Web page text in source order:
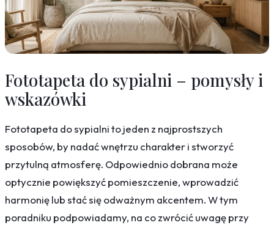
Fototapeta do sypialni – pomysły i
wskazówki
Fototapeta do sypialni to jeden z najprostszych
sposobów, by nadać wnętrzu charakter i stworzyć
przytulną atmosferę. Odpowiednio dobrana może
optycznie powiększyć pomieszczenie, wprowadzić
harmonię lub stać się odważnym akcentem. W tym
poradniku podpowiadamy, na co zwrócić uwagę przy